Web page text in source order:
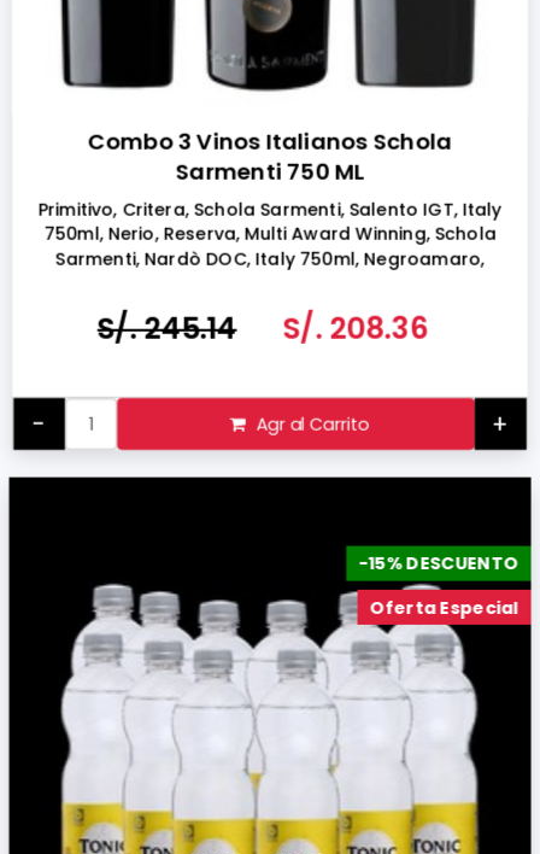
Combo 3 Vinos Italianos Schola
Sarmenti 750 ML
Primitivo, Critera, Schola Sarmenti, Salento IGT, Italy
750ml, Nerio, Reserva, Multi Award Winning, Schola
Sarmenti, Nardò DOC, Italy 750ml, Negroamaro,
S/. 245.14 S/. 208.36
- Agr al Carrito +
-15% DESCUENTO
Oferta Especial